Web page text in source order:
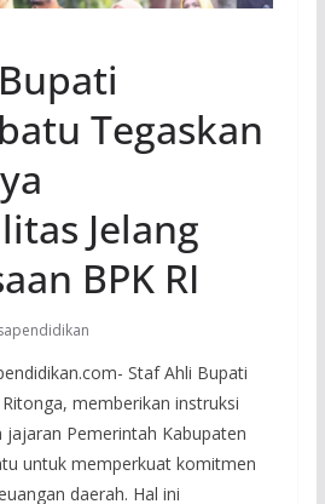
Tegaskan
Jelang
BPK RI
Staf Ahli Bupati
memberikan instruksi
jajaran Pemerintah Kabupaten
untuk memperkuat komitmen
daerah. Hal ini